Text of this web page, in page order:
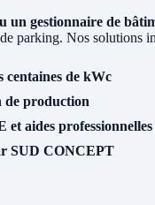
un gestionnaire de
parking. Nos
centaines de kWc
de production
et aides professionnelles
SUD CONCEPT